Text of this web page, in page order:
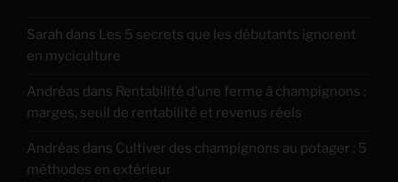
Sarah dans Les 5 secrets que les débutants ignorent
en myciculture
Andréas dans Rentabilité d’une ferme à champignons :
marges, seuil de rentabilité et revenus réels
Andréas dans Cultiver des champignons au potager : 5
méthodes en extérieur